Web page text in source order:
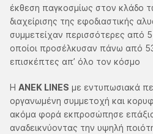
έκθεση παγκοσμίως στον κλάδο
διαχείρισης της εφοδιαστικής
συμμετείχαν περισσότερες από
οποίοι προσέλκυσαν πάνω από
επισκέπτες απ’ όλο τον κόσμο
Η ΑΝΕΚ LINES με εντυπωσιακά
οργανωμένη συμμετοχή και
ακόμα φορά εκπροσώπησε
αναδεικνύοντας την υψηλή